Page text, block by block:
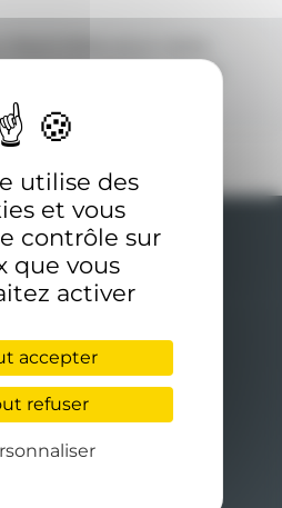
auprès de l'accueil de
d'informations.
nous
utilise des
et vous
contrôle sur
que vous
activer
accepter
refuser